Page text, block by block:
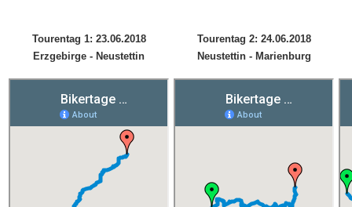
Tourentag 1: 23.06.2018
Tourentag 2: 24.06.2018
Erzgebirge - Neustettin
Neustettin - Marienburg